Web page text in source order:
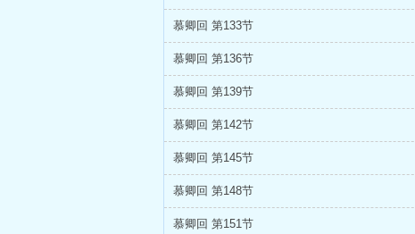
慕卿回 第133节
慕卿回 第136节
慕卿回 第139节
慕卿回 第142节
慕卿回 第145节
慕卿回 第148节
慕卿回 第151节